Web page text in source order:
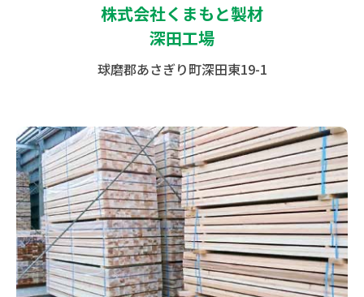
株式会社くまもと製材
深田工場
球磨郡あさぎり町深田東19-1